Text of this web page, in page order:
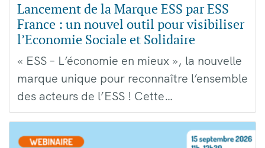
Lancement de la Marque ESS par ESS
France : un nouvel outil pour visibiliser
l’Economie Sociale et Solidaire
« ESS – L’économie en mieux », la nouvelle
marque unique pour reconnaître l’ensemble
des acteurs de l’ESS ! Cette…